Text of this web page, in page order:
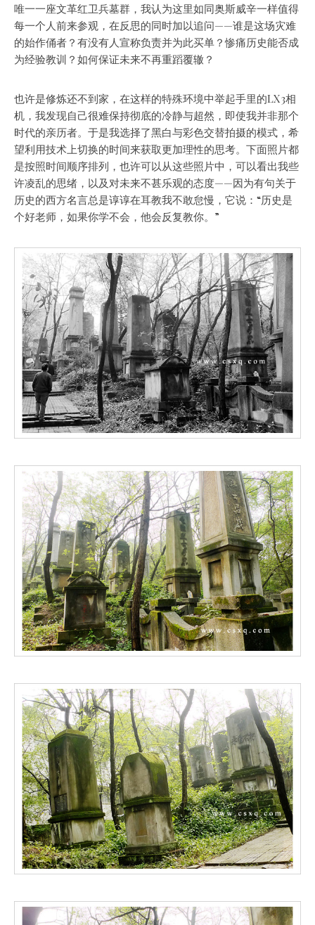
唯一一座文革红卫兵墓群，我认为这里如同奥斯威辛一样值得
每一个人前来参观，在反思的同时加以追问——谁是这场灾难
的始作俑者？有没有人宣称负责并为此买单？惨痛历史能否成
为经验教训？如何保证未来不再重蹈覆辙？
也许是修炼还不到家，在这样的特殊环境中举起手里的LX3相
机，我发现自己很难保持彻底的冷静与超然，即使我并非那个
时代的亲历者。于是我选择了黑白与彩色交替拍摄的模式，希
望利用技术上切换的时间来获取更加理性的思考。下面照片都
是按照时间顺序排列，也许可以从这些照片中，可以看出我些
许凌乱的思绪，以及对未来不甚乐观的态度——因为有句关于
历史的西方名言总是谆谆在耳教我不敢怠慢，它说：“历史是
个好老师，如果你学不会，他会反复教你。”